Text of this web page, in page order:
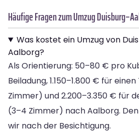
Häufige Fragen zum Umzug
Was kostet ein Umzug von
Aalborg?
Als Orientierung: 50–80 € pro
Beiladung, 1.150–1.800 € für
Zimmer) und 2.200–3.350 € für
(3–4 Zimmer) nach Aalborg.
wir nach der Besichtigung.